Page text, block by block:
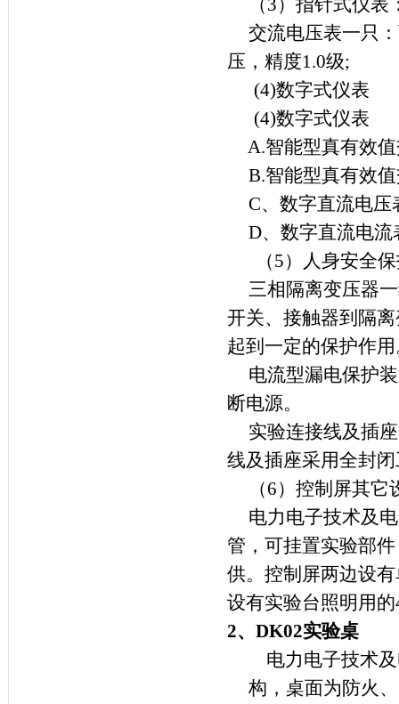
（ 3 ）指针式仪表
交流电压表一只
压，精度1.0级;
(4)数字式仪表
(4)数字式仪表
A.智能型真有效
B.智能型真有效
C、数字直流电压
D、数字直流电流
（5）人身安全
三相隔离变压器
开关、接触器到隔
起到一定的保护作
电流型漏电保护
断电源。
实验连接线及插
线及插座采用全封
（6）控制屏其它
电力电子技术及
管，可挂置实验部
供。控制屏两边设
设有实验台照明用的
2、 DK02实验桌
电力电子技术
构，桌面为防火